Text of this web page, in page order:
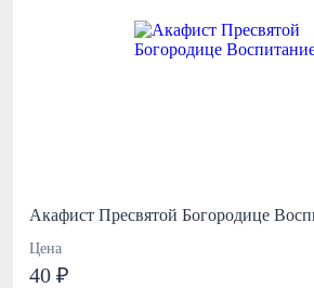
Акафист Пресвятой Богородице
Цена
40 ₽